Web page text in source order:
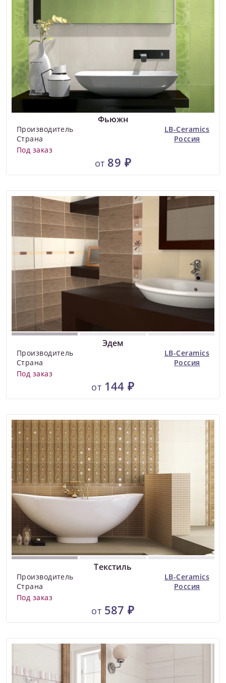
Фьюжн
Производитель
LB-Ceramics
Страна
Россия
Под заказ
от 89 ₽
Эдем
Производитель
LB-Ceramics
Страна
Россия
Под заказ
от 144 ₽
Текстиль
Производитель
LB-Ceramics
Страна
Россия
Под заказ
от 587 ₽